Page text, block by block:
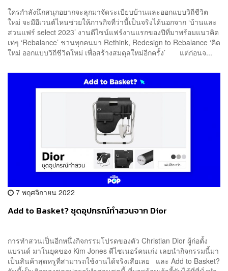
ใครกำลังนึกสนุกอยากจะลุกมาจัดระเบียบบ้านและออกแบบวิถีชีวิต
ใหม่ จะมีอีเวนต์ไหนช่วยให้ภารกิจที่ว่านี้เป็นจริงได้นอกจาก ‘บ้านและ
สวนแฟร์ select 2023’ งานดีไซน์แฟร์งานแรกของปีที่มาพร้อมแนวคิด
เท่ๆ ‘Rebalance’ ชวนทุกคนมา Rethink, Redesign to Rebalance ‘คิด
ใหม่ ออกแบบวิถีชีวิตใหม่ เพื่อสร้างสมดุลใหม่อีกครั้ง’ แต่ก่อนจ...
7 พฤศจิกายน 2022
Add to Basket? ชุดอุปกรณ์ทำสวนจาก Dior
การทำสวนเป็นอีกหนึ่งกิจกรรมโปรดของตัว Christian Dior ผู้ก่อตั้ง
แบรนด์ มาในยุคของ Kim Jones ดีไซเนอร์คนเก่ง เลยนำกิจกรรมนี้มา
เป็นสินค้าสุดหรูที่สามารถใช้งานได้จริงเสียเลย และ Add to Basket?